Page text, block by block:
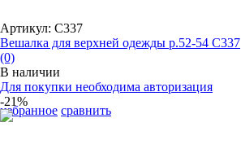
избранное сравнить
Артикул: С337
Вешалка для верхней одежды р.52-54 С337
(0)
В наличии
Для покупки необходима авторизация
-21%